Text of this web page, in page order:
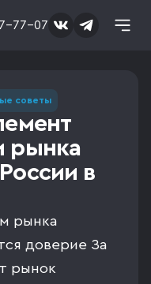
77-07
советы
рынка
в
рынка
доверие За
рынок